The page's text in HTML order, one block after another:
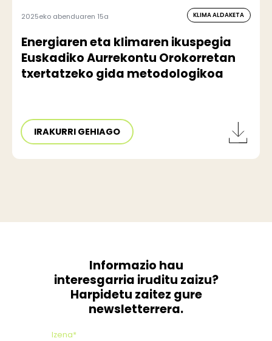
2025eko abenduaren 15a KLIMA ALDAKETA
Energiaren eta klimaren ikuspegia
Euskadiko Aurrekontu Orokorretan
txertatzeko gida metodologikoa
IRAKURRI GEHIAGO
Informazio hau
interesgarria iruditu zaizu?
Harpidetu zaitez gure
newsletterrera.
Izena*